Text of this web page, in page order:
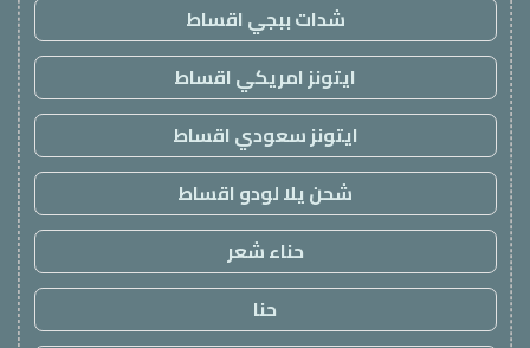
شدات ببجي اقساط
ايتونز امريكي اقساط
ايتونز سعودي اقساط
شحن يلا لودو اقساط
حناء شعر
حنا